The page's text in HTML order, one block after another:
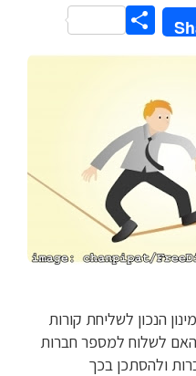
Share
הנכון לשליחת קורות
לשלוח למספר חברות
ולהסתכן בכך